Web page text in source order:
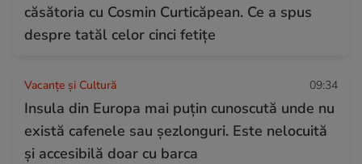
căsătoria cu Cosmin Curticăpean. Ce a spus
despre tatăl celor cinci fetițe
Vacanțe și Cultură 09:34
Insula din Europa mai puțin cunoscută unde nu
există cafenele sau șezlonguri. Este nelocuită
și accesibilă doar cu barca